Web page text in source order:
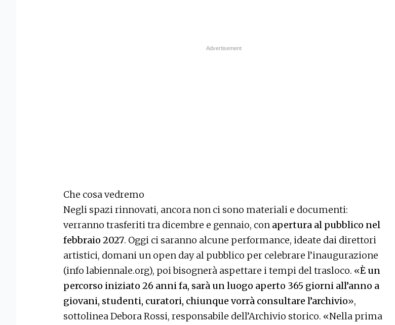
Che cosa vedremo
Negli spazi rinnovati, ancora non ci sono materiali e documenti:
verranno trasferiti tra dicembre e gennaio, con apertura al pubblico nel
febbraio 2027. Oggi ci saranno alcune performance, ideate dai direttori
artistici, domani un open day al pubblico per celebrare l’inaugurazione
(info labiennale.org), poi bisognerà aspettare i tempi del trasloco. «È un
percorso iniziato 26 anni fa, sarà un luogo aperto 365 giorni all’anno a
giovani, studenti, curatori, chiunque vorrà consultare l’archivio»,
sottolinea Debora Rossi, responsabile dell’Archivio storico. «Nella prima